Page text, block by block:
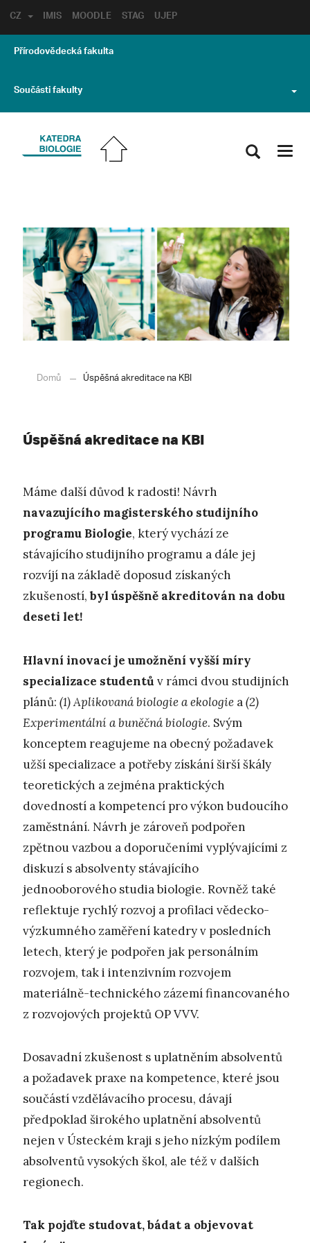
IMIS MOODLE STAG UJEP
CZ
Přírodovědecká fakulta
Součásti fakulty
Domů Úspěšná akreditace na KBI
Úspěšná akreditace na KBI
Máme další důvod k radosti! Návrh
navazujícího magisterského studijního
programu Biologie, který vychází ze
stávajícího studijního programu a dále jej
rozvíjí na základě doposud získaných
zkušeností,byl úspěšně akreditován na dobu
deseti let!
Hlavní inovací je umožnění vyšší míry
specializace studentů v rámci dvou studijních
plánů: (1) Aplikovaná biologie a ekologie a(2)
Experimentální a buněčná biologie. Svým
konceptem reagujeme na obecný požadavek
užší specializace a potřeby získání širší škály
teoretických a zejména praktických
dovedností a kompetencí pro výkon budoucího
zaměstnání. Návrh je zároveň podpořen
zpětnou vazbou a doporučeními vyplývajícími z
diskuzí s absolventy stávajícího
jednooborového studia biologie. Rovněž také
reflektuje rychlý rozvoj a profilaci vědecko-
výzkumného zaměření katedry v posledních
letech, který je podpořen jak personálním
rozvojem, tak i intenzivním rozvojem
materiálně-technického zázemí financovaného
z rozvojových projektů OP VVV.
Dosavadní zkušenost s uplatněním absolventů
a požadavek praxe na kompetence, které jsou
součástí vzdělávacího procesu, dávají
předpoklad širokého uplatnění absolventů
nejen v Ústeckém kraji s jeho nízkým podílem
absolventů vysokých škol, ale též v dalších
regionech.
Tak pojďte studovat, bádat a objevovat